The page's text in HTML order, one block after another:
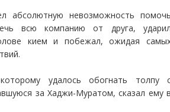
абсолютную невозможность
всю компанию от друга,
кием и побежал, ожидая
удалось обогнать толпу
за Хаджи-Муратом, сказал ему